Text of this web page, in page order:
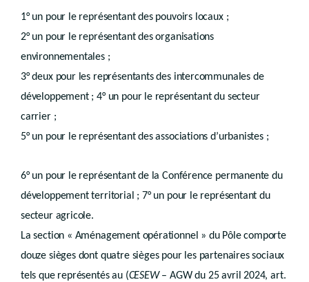
Chapitre 3 Actes et travaux soumis à permis d’urbanisme
Art. R.IV.4-1
Art. R.IV.4-2
Art. R.IV.4-3
Art. R.IV.4-4
Art. R.IV.4-5
Art. R.IV.4-6
Art. R.IV.4-7
Art. R.IV.4-9
Art. R.IV.4-10
Chapitre 4
Dérogations et écarts
Section 1re
Ecarts
Section 2 Dérogations
Titre 2
Chapitre 1
Section 1re
Collège communal
Sous-section 1
Généralités
Sous-section 2 Permis
Sous-section 3
Certificats d'urbanisme
1° un pour le représentant des pouvoirs locaux ;
2° un pour le représentant des organisations
environnementales ;
3° deux pour les représentants des intercommunales de
développement ; 4° un pour le représentant du secteur
carrier ;
5° un pour le représentant des associations d’urbanistes ;
6° un pour le représentant de la Conférence permanente du
développement territorial ; 7° un pour le représentant du
secteur agricole.
La section « Aménagement opérationnel » du Pôle comporte
douze sièges dont quatre sièges pour les partenaires sociaux
tels que représentés au (CESEW– AGW du 25 avril 2024, art.